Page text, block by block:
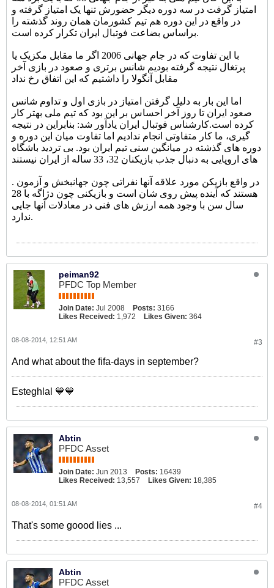
امتیاز گرفت در سه دوره دیگر حضورش تنها یک امتیاز گرفته و
در واقع در این دوره هم تیم کشورمان همان روند گذشته را
براساس بضاعت فوتبال ایران تکرار کرده است.
با این تفاوت که در جام جهانی 2006 اگر ما مقابل مکزیک یا
پرتغال نتیجه گرفته بودیم شانس برتری و صعود در بازی آخر
مقابل آنگولا را داشتیم که این اتفاق رخ نداد
اما این بار به دلیل گرفتن امتیاز در بازی اول و تداوم شانس
صعود ایران تا روز آخر احساس بر این بود که تیم ملی بهتر کار
کرده است.کارشناس فوتبال ایران یادآور شد: بنابراین در نتیجه
گیری، ما کار متفاوتی انجام ندادیم اما تفاوت میان این دوره و
دوره های گذشته در میانگین سنی تیم ایران بود. بی تردید باشگاه
های اروپایی به دنبال جذب بازیکنان 32، 33 ساله از ایران نیستند
. در واقع بازیکن مورد علاقه آنها نفراتی چون جهانبخش و آزمون
هستند که آینده پیش روی شان است و بازیکنی چون دژاگه با 28
سال سن با وجود همه ارزش های فنی در معادلات آنها جایی
ندارد.
peiman92
PFDC Top Member
Join Date: Jul 2008 Posts: 3166
Likes Received: 1,972 Likes Given: 364
#3
08-08-2014, 12:51 AM
And what about the fifa-days in september?
Esteghlal 💙💙
Abtin
PFDC Asset
Join Date: Jun 2013 Posts: 16439
Likes Received: 13,557 Likes Given: 18,385
#4
08-08-2014, 01:51 AM
That's some goood lies ...
Abtin
PFDC Asset